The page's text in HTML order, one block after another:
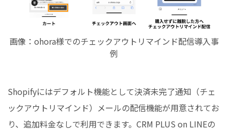
画像：ohora様でのチェックアウトリマインド配信導入事
例
Shopifyにはデフォルト機能として決済未完了通知（チェ
ックアウトリマインド）メールの配信機能が用意されてお
り、追加料金なしで利用できます。CRM PLUS on LINEの